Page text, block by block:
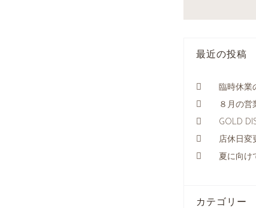
最近の投稿
臨時休業
８月の営
GOLD
店休日変
夏に向
カテゴリー